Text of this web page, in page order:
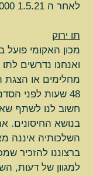
לאחר ה 1.5.21 2000 ש"ח
תו ירוק
מכון האקומי
ואנחנו נדרשים
מחלימים או הצגת
48 שעות לפני הסדנה.
חשוב לנו לשתף
בנושא החיסונים.
השלכותיה איננה
ברצוננו להזכיר
למגוון של דעות,